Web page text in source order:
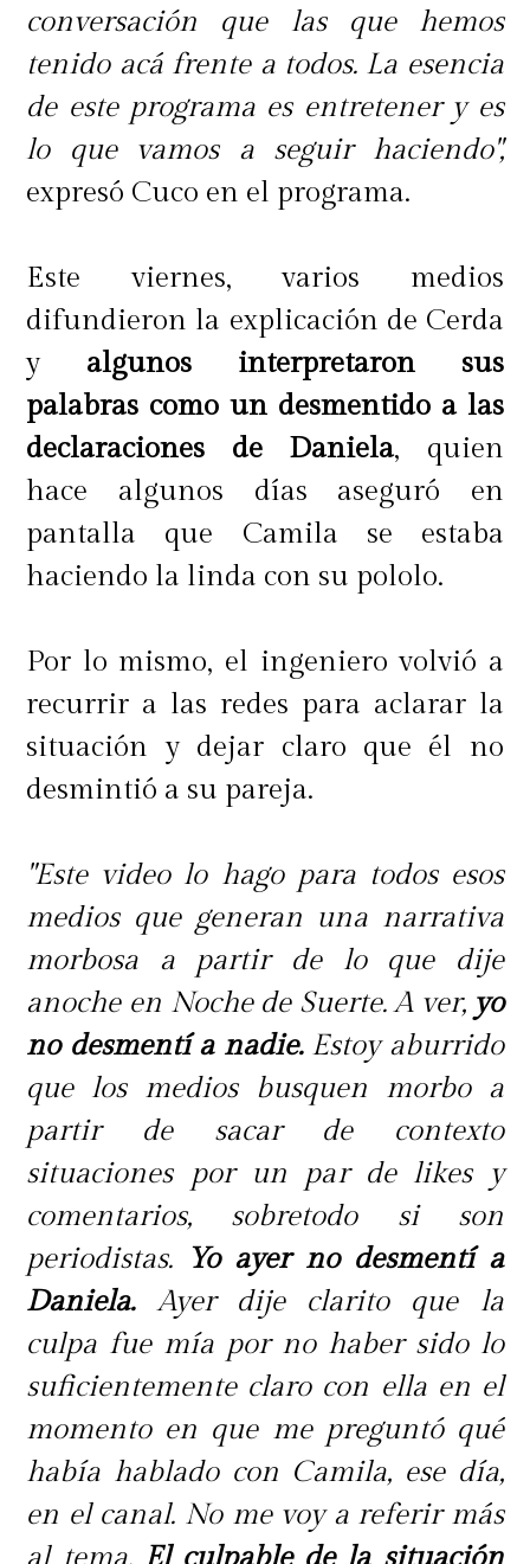
conversación que las que hemos
tenido acá frente a todos. La esencia
de este programa es entretener y es
lo que vamos a seguir haciendo",
expresó Cuco en el programa.
Este viernes, varios medios
difundieron la explicación de Cerda
yalgunos interpretaron sus
palabras como un desmentido a las
declaraciones de Daniela, quien
hace algunos días aseguró en
pantalla que Camila se estaba
haciendo la linda con su pololo.
Por lo mismo, el ingeniero volvió a
recurrir a las redes para aclarar la
situación y dejar claro que él no
desmintió a su pareja.
"Este video lo hago para todos esos
medios que generan una narrativa
morbosa a partir de lo que dije
anoche en Noche de Suerte. A ver, yo
no desmentí a nadie.Estoy aburrido
que los medios busquen morbo a
partir de sacar de contexto
situaciones por un par de likes y
comentarios, sobretodo si son
periodistas. Yo ayer no desmentí a
Daniela.Ayer dije clarito que la
culpa fue mía por no haber sido lo
suficientemente claro con ella en el
momento en que me preguntó qué
había hablado con Camila, ese día,
en el canal. No me voy a referir más